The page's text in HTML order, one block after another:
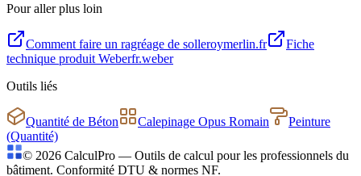
Pour aller plus loin
Comment faire un ragréage de solleroymerlin.fr
Fiche
technique produit Weberfr.weber
Outils liés
Quantité de Béton Calepinage Opus Romain
Peinture
(Quantité)
© 2026 CalculPro — Outils de calcul pour les professionnels du
bâtiment. Conformité DTU & normes NF.